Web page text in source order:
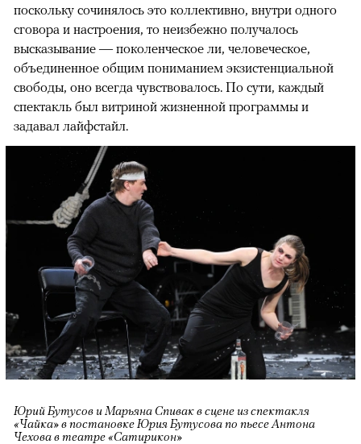
поскольку сочинялось это коллективно, внутри одного
сговора и настроения, то неизбежно получалось
высказывание — поколенческое ли, человеческое,
объединенное общим пониманием экзистенциальной
свободы, оно всегда чувствовалось. По сути, каждый
спектакль был витриной жизненной программы и
задавал лайфстайл.
Юрий Бутусов и Марьяна Спивак в сцене из спектакля
«Чайка» в постановке Юрия Бутусова по пьесе Антона
Чехова в театре «Сатирикон»